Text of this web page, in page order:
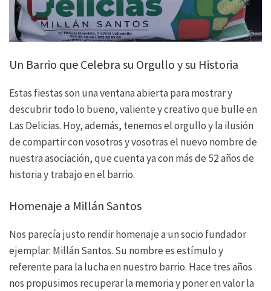
Un Barrio que Celebra su Orgullo y su Historia
Estas fiestas son una ventana abierta para mostrar y
descubrir todo lo bueno, valiente y creativo que bulle en
Las Delicias. Hoy, además, tenemos el orgullo y la ilusión
de compartir con vosotros y vosotras el nuevo nombre de
nuestra asociación, que cuenta ya con más de 52 años de
historia y trabajo en el barrio.
Homenaje a Millán Santos
Nos parecía justo rendir homenaje a un socio fundador
ejemplar: Millán Santos. Su nombre es estímulo y
referente para la lucha en nuestro barrio. Hace tres años
nos propusimos recuperar la memoria y poner en valor la